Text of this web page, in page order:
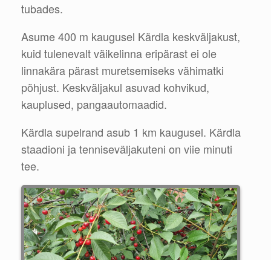
tubades.
Asume 400 m kaugusel Kärdla keskväljakust,
kuid tulenevalt väikelinna eripärast ei ole
linnakära pärast muretsemiseks vähimatki
põhjust. Keskväljakul asuvad kohvikud,
kauplused, pangaautomaadid.
Kärdla supelrand asub 1 km kaugusel. Kärdla
staadioni ja tenniseväljakuteni on viie minuti
tee.